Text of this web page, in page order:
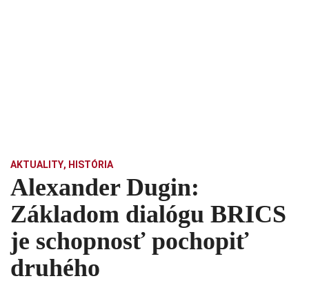
AKTUALITY, HISTÓRIA
Alexander Dugin:
Základom dialógu BRICS
je schopnosť pochopiť
druhého